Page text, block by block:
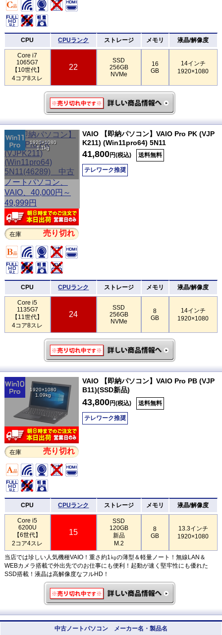
CPU CPUランク ストレージ メモリ 液晶/解像度
Core i7
1065G7
【10世代】
4コア8スレ
22
SSD
256GB
NVMe
16
GB
14インチ
1920×1080
1920×1080
1.1kg
在庫 売り切れ
VAIO 【即納パソコン】VAIO Pro PK (VJP
K211) (Win11pro64) 5N11
41,800円(税込) 送料無料
テレワーク推奨
CPU CPUランク ストレージ メモリ 液晶/解像度
Core i5
1135G7
【11世代】
4コア8スレ
24
SSD
256GB
NVMe
8
GB
14インチ
1920×1080
1920×1080
1.09kg
在庫 売り切れ
VAIO 【即納パソコン】VAIO Pro PB (VJP
B11)(SSD新品)
43,800円(税込) 送料無料
テレワーク推奨
CPU CPUランク ストレージ メモリ 液晶/解像度
Core i5
6200U
【6世代】
2コア4スレ
15
SSD
120GB
新品
M.2
8
GB
13.3インチ
1920×1080
当店では珍しい人気機種VAIO！重さ約1㎏の薄型＆軽量ノート！無線LAN＆
WEBカメラ搭載で外出先でのお仕事にも便利！起動が速く堅牢性にも優れた
SSD搭載！液晶は高解像度なフルHD！
中古ノートパソコン メーカー名・製品名